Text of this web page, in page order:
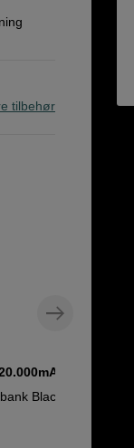
tilbehør
Black